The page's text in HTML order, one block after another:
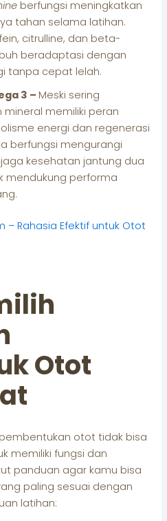
berfungsi meningkatkan
tahan selama latihan.
citrulline, dan beta-
beradaptasi dengan
tanpa cepat lelah.
3 – Meski sering
memiliki peran
energi dan regenerasi
berfungsi mengurangi
kesehatan jantung dua
mendukung performa
– Rahasia Efektif untuk Otot
Otot
otot tidak bisa
memiliki fungsi dan
panduan agar kamu bisa
paling sesuai dengan
latihan: